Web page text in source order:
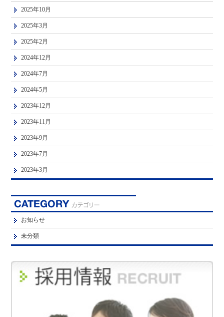
2025年10月
2025年3月
2025年2月
2024年12月
2024年7月
2024年5月
2023年12月
2023年11月
2023年9月
2023年7月
2023年3月
お知らせ
未分類